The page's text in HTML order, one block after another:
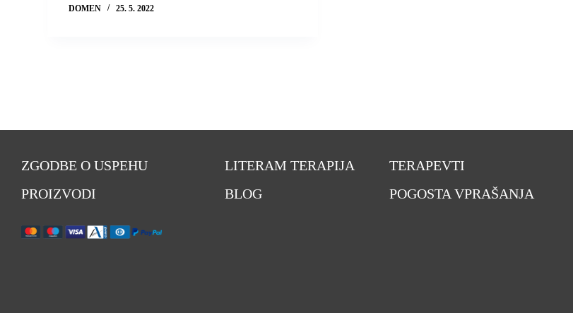
DOMEN 25. 5. 2022
ZGODBE O USPEHU
PROIZVODI
LITERAM TERAPIJA
BLOG
TERAPEVTI
POGOSTA VPRAŠANJA